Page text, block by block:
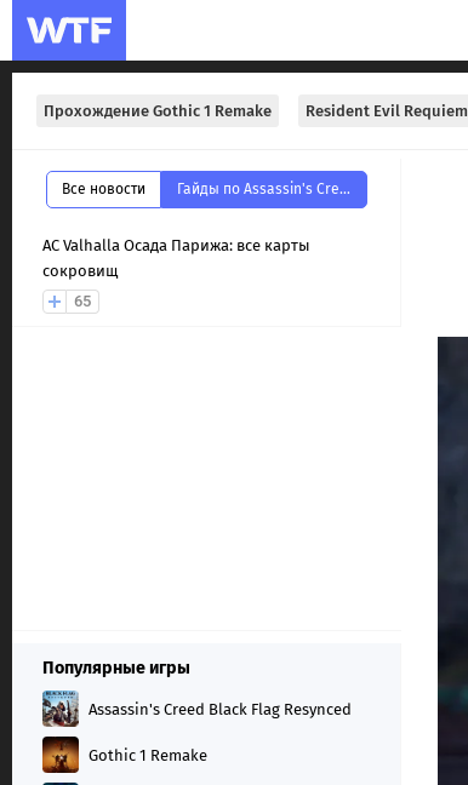
Прохождение Gothic 1 Remake Resident Evil Requiem
Все новости Гайды по Assassin's Creed Вальгалла
AС Valhalla Осада Парижа: все карты
сокровищ
65
Популярные игры
Assassin's Creed Black Flag Resynced
Gothic 1 Remake